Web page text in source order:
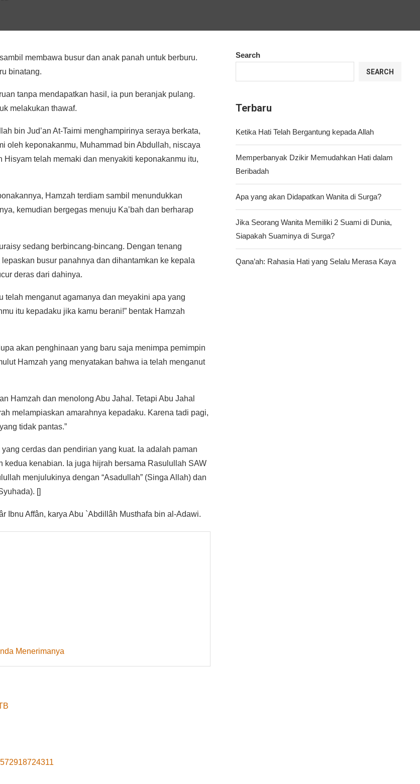
membawa busur dan anak panah untuk berburu.
binatang.
tanpa mendapatkan hasil, ia pun beranjak pulang.
melakukan thawaf.
bin Jud’an At-Taimi menghampirinya seraya berkata,
oleh keponakanmu, Muhammad bin Abdullah, niscaya
telah memaki dan menyakiti keponakanmu itu,
Hamzah terdiam sambil menundukkan
kemudian bergegas menuju Ka’bah dan berharap
sedang berbincang-bincang. Dengan tenang
busur panahnya dan dihantamkan ke kepala
deras dari dahinya.
telah menganut agamanya dan meyakini apa yang
itu kepadaku jika kamu berani!” bentak Hamzah
akan penghinaan yang baru saja menimpa pemimpin
Hamzah yang menyatakan bahwa ia telah menganut
Hamzah dan menolong Abu Jahal. Tetapi Abu Jahal
melampiaskan amarahnya kepadaku. Karena tadi pagi,
tidak pantas.”
cerdas dan pendirian yang kuat. Ia adalah paman
kenabian. Ia juga hijrah bersama Rasulullah SAW
menjulukinya dengan “Asadullah” (Singa Allah) dan
[]
Ibnu Affân, karya Abu `Abdillâh Musthafa bin al-Adawi.
Menerimanya
Search
SEARCH
Terbaru
Ketika Hati Telah Bergantung kepada Allah
Memperbanyak Dzikir Memudahkan Hati dalam
Beribadah
Apa yang akan Didapatkan Wanita di Surga?
Jika Seorang Wanita Memiliki 2 Suami di Dunia,
Siapakah Suaminya di Surga?
Qana’ah: Rahasia Hati yang Selalu Merasa Kaya